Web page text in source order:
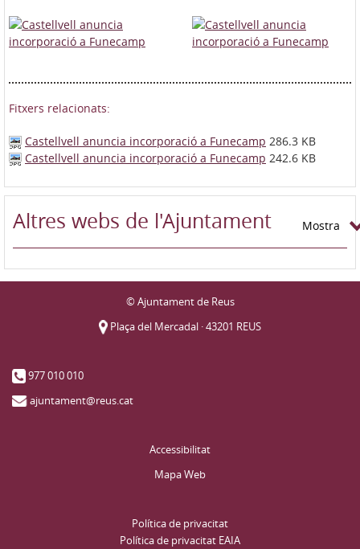
Fitxers relacionats:
Castellvell anuncia incorporació a Funecamp 286.3 KB
Castellvell anuncia incorporació a Funecamp 242.6 KB
Altres webs de l'Ajuntament Mostra
© Ajuntament de Reus
Plaça del Mercadal · 43201 REUS
977 010 010
ajuntament@reus.cat
Accessibilitat
Mapa Web
Política de privacitat
Política de privacitat EAIA